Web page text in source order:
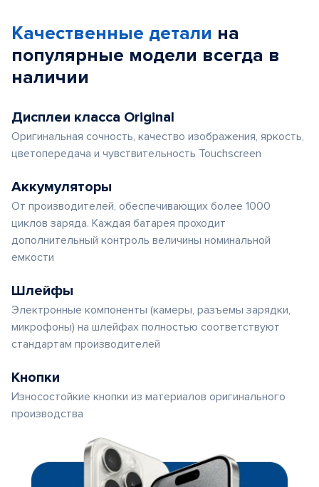
Качественные детали на
популярные модели всегда в
наличии
Дисплеи класса Original
Оригинальная сочность, качество изображения, яркость,
цветопередача и чувствительность Touchscreen
Аккумуляторы
От производителей, обеспечивающих более 1000
циклов заряда. Каждая батарея проходит
дополнительный контроль величины номинальной
емкости
Шлейфы
Электронные компоненты (камеры, разъемы зарядки,
микрофоны) на шлейфах полностью соответствуют
стандартам производителей
Кнопки
Износостойкие кнопки из материалов оригинального
производства